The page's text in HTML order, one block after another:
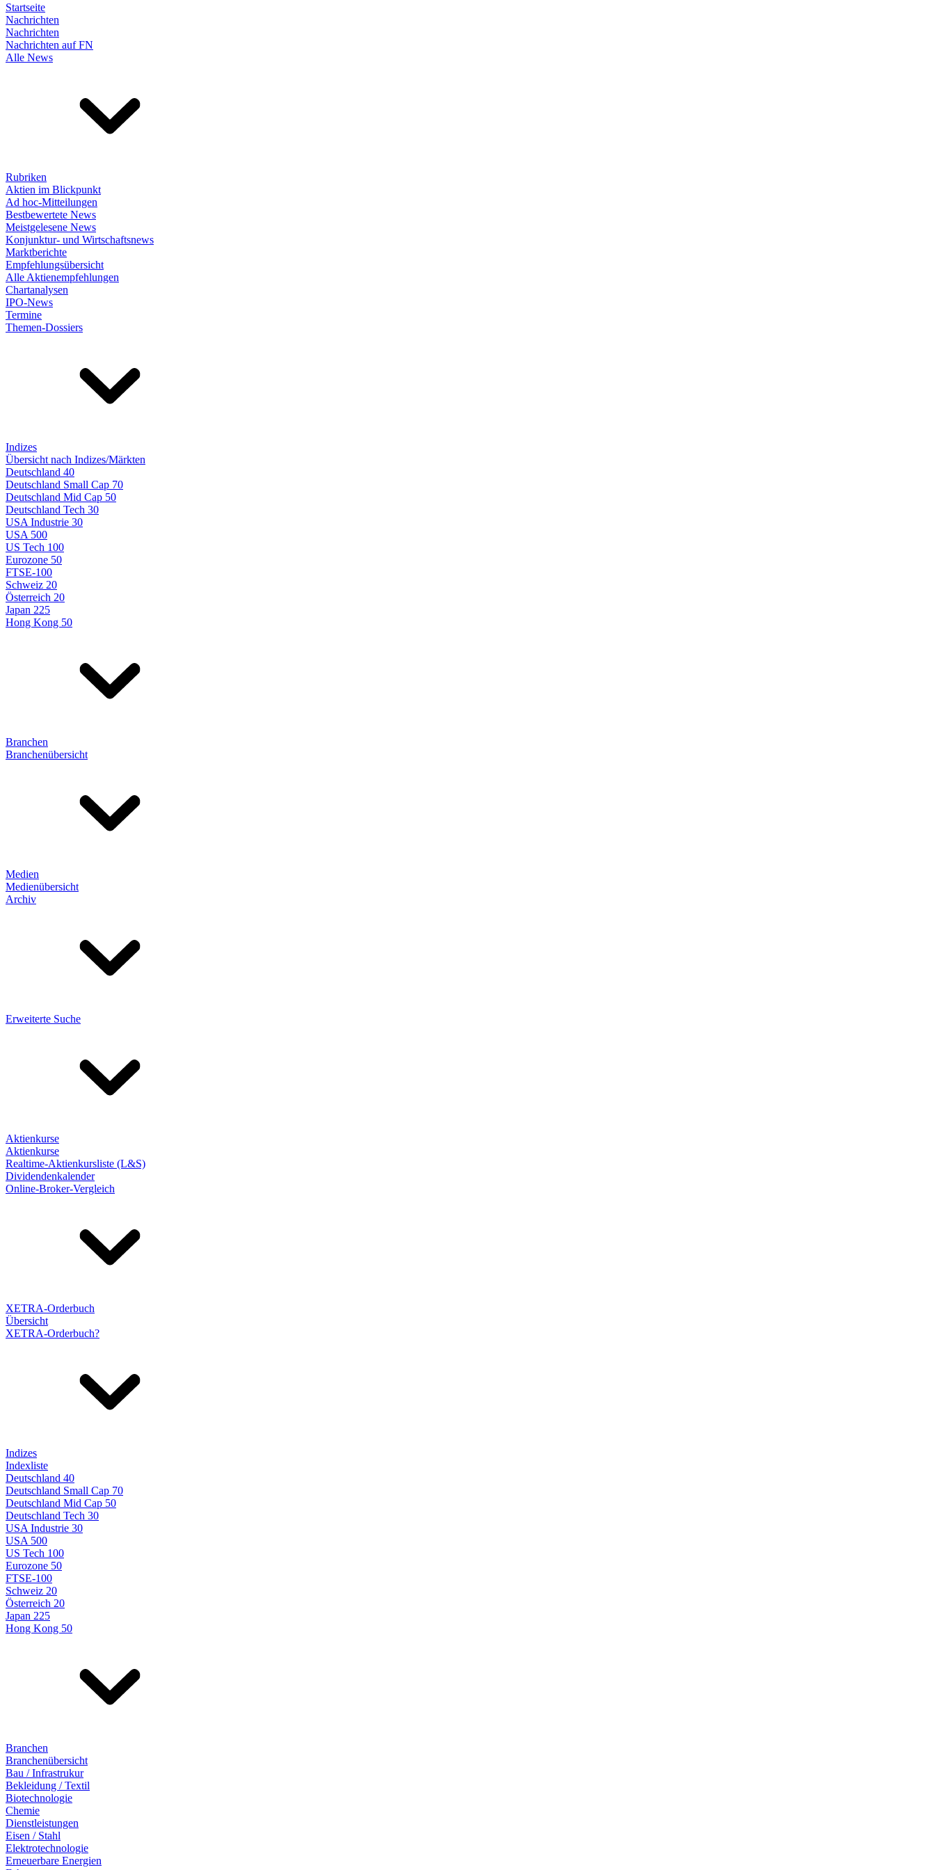
Startseite
Nachrichten
Nachrichten
Nachrichten auf FN
Alle News
Rubriken
Aktien im Blickpunkt
Ad hoc-Mitteilungen
Bestbewertete News
Meistgelesene News
Konjunktur- und Wirtschaftsnews
Marktberichte
Empfehlungsübersicht
Alle Aktienempfehlungen
Chartanalysen
IPO-News
Termine
Themen-Dossiers
Indizes
Übersicht nach Indizes/Märkten
Deutschland 40
Deutschland Small Cap 70
Deutschland Mid Cap 50
Deutschland Tech 30
USA Industrie 30
USA 500
US Tech 100
Eurozone 50
FTSE-100
Schweiz 20
Österreich 20
Japan 225
Hong Kong 50
Branchen
Branchenübersicht
Medien
Medienübersicht
Archiv
Erweiterte Suche
Aktienkurse
Aktienkurse
Realtime-Aktienkursliste (L&S)
Dividendenkalender
Online-Broker-Vergleich
XETRA-Orderbuch
Übersicht
XETRA-Orderbuch?
Indizes
Indexliste
Deutschland 40
Deutschland Small Cap 70
Deutschland Mid Cap 50
Deutschland Tech 30
USA Industrie 30
USA 500
US Tech 100
Eurozone 50
FTSE-100
Schweiz 20
Österreich 20
Japan 225
Hong Kong 50
Branchen
Branchenübersicht
Bau / Infrastrukur
Bekleidung / Textil
Biotechnologie
Chemie
Dienstleistungen
Eisen / Stahl
Elektrotechnologie
Erneuerbare Energien